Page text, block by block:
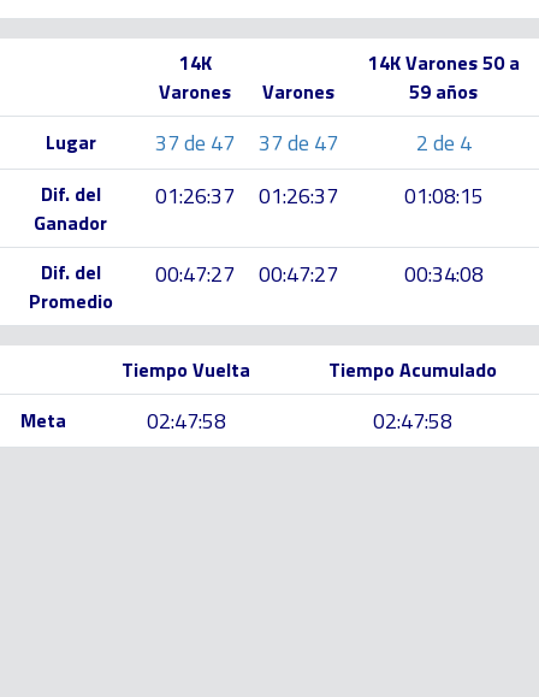
14K
Varones
Varones
14K Varones 50 a
59 años
Lugar
37 de 47 37 de 47 2 de 4
Dif. del
Ganador
01:26:37 01:26:37 01:08:15
Dif. del
Promedio
00:47:27 00:47:27 00:34:08
Tiempo Vuelta
Tiempo Acumulado
Meta
02:47:58 02:47:58